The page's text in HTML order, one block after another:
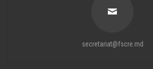
secretariat@fscre.md